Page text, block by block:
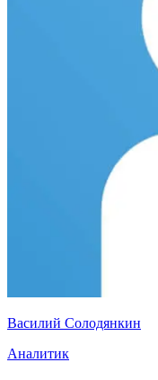
Василий Солодянкин
Аналитик